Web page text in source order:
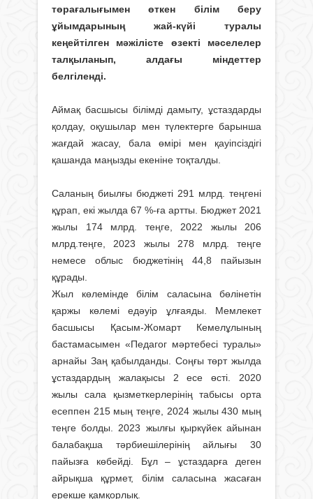
төрағалығымен өткен білім беру
ұйымдарының жай-күйі туралы
кеңейтілген мәжілісте өзекті мәселелер
талқыланып, алдағы міндеттер
белгіленді.
Аймақ басшысы білімді дамыту, ұстаздарды
қолдау, оқушылар мен түлектерге барынша
жағдай жасау, бала өмірі мен қауіпсіздігі
қашанда маңызды екеніне тоқталды.
Саланың биылғы бюджеті 291 млрд. теңгені
құрап, екі жылда 67 %-ға артты. Бюджет 2021
жылы 174 млрд. теңге, 2022 жылы 206
млрд.теңге, 2023 жылы 278 млрд. теңге
немесе облыс бюджетінің 44,8 пайызын
құрады.
Жыл көлемінде білім саласына бөлінетін
қаржы көлемі едәуір ұлғаяды. Мемлекет
басшысы Қасым-Жомарт Кемелұлының
бастамасымен «Педагог мәртебесі туралы»
арнайы Заң қабылданды. Соңғы төрт жылда
ұстаздардың жалақысы 2 есе өсті. 2020
жылы сала қызметкерлерінің табысы орта
есеппен 215 мың теңге, 2024 жылы 430 мың
теңге болды. 2023 жылғы қыркүйек айынан
балабақша тәрбиешілерінің айлығы 30
пайызға көбейді. Бұл – ұстаздарға деген
айрықша құрмет, білім саласына жасаған
ерекше қамқорлық.